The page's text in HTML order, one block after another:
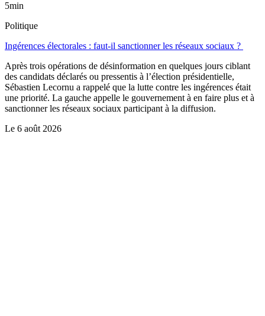
5min
Politique
Ingérences électorales : faut-il sanctionner les réseaux sociaux ?
Après trois opérations de désinformation en quelques jours ciblant
des candidats déclarés ou pressentis à l’élection présidentielle,
Sébastien Lecornu a rappelé que la lutte contre les ingérences était
une priorité. La gauche appelle le gouvernement à en faire plus et à
sanctionner les réseaux sociaux participant à la diffusion.
Le 6 août 2026